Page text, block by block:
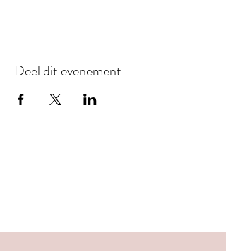
Deel dit evenement